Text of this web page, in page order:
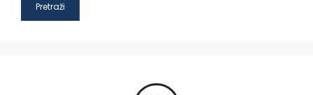
Pretraži